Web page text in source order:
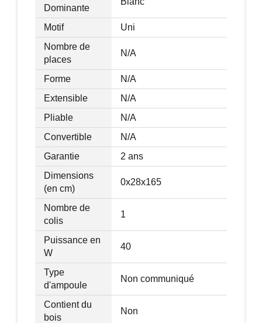
Dominante
Motif
Uni
Nombre de
places
N/A
Forme
N/A
Extensible
N/A
Pliable
N/A
Convertible
N/A
Garantie
2 ans
Dimensions
(en cm)
0x28x165
Nombre de
colis
1
Puissance en
W
40
Type
d'ampoule
Non communiqué
Contient du
bois
Non